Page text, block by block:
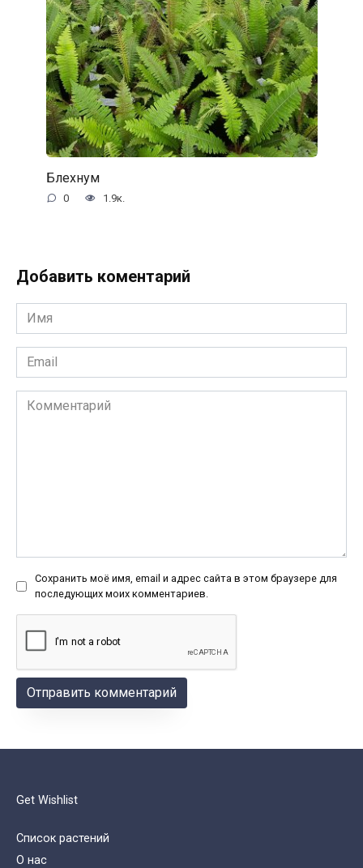
Блехнум
0 1.9к.
Добавить коментарий
Имя
*
Email
*
Комментарий
Сохранить моё имя, email и адрес сайта в этом браузере для
последующих моих комментариев.
Get Wishlist
Список растений
О нас